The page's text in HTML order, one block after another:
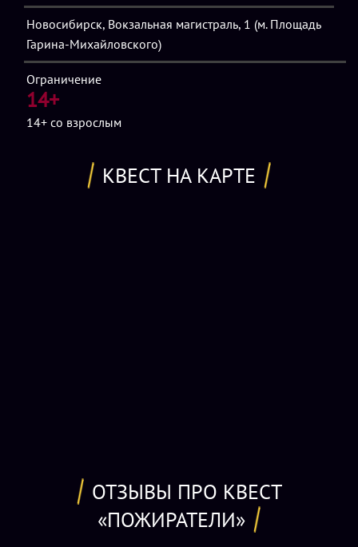
приглашают к столику в изолированную кабинку для
особых посетителей, и что же дальше? А дальше вы с
ужасом узнаете, что сегодня к ужину подадут вас.
исключительно любителей человечинки, так что остается
только гадать, под каким соусом вас сегодня приготовят.
поборетесь за свою жизнь. Попробуйте сбежать от
вам придется пожертвовать кем-то из друзей, чтобы
самим остаться в живых.
Новосибирск, Вокзальная магистраль, 1 (м. Площадь
Гарина-Михайловского)
Ограничение
14+
14+ со взрослым
КВЕСТ НА КАРТЕ
ОТЗЫВЫ ПРО КВЕСТ
«ПОЖИРАТЕЛИ»